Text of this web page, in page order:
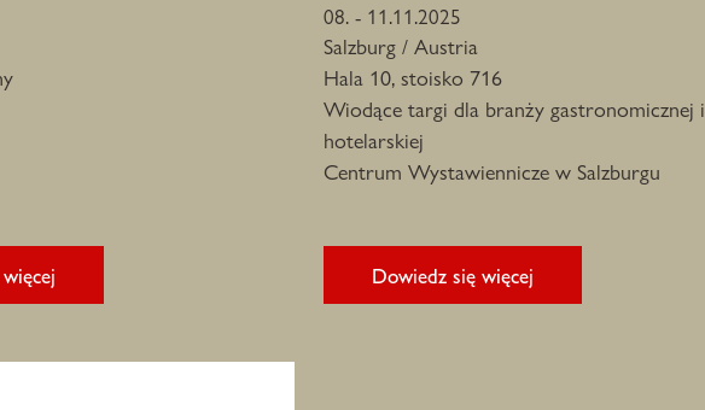
08. - 11.11.2025
Salzburg / Austria
Hala 10, stoisko 716
Wiodące targi dla branży gastronomicznej i
hotelarskiej
Centrum Wystawiennicze w Salzburgu
Dowiedz się więcej